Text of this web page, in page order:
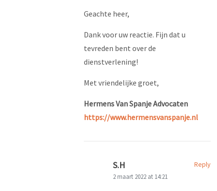
Geachte heer,
Dank voor uw reactie. Fijn dat u
tevreden bent over de
dienstverlening!
Met vriendelijke groet,
Hermens Van Spanje Advocaten
https://www.hermensvanspanje.nl
Reply
S.H
2 maart 2022 at 14:21